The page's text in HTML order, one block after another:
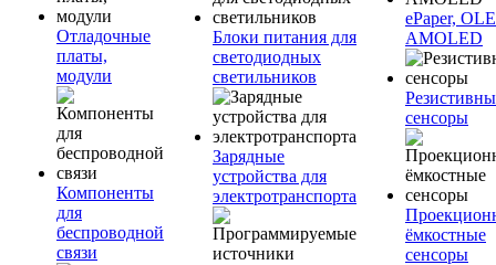
Отладочные
платы,
модули
Компоненты
для
беспроводной
связи
Блоки питания для
светодиодных
светильников
Зарядные
устройства для
электротранспорта
ePaper,
AMOLED
сенсоры
ёмкостные
сенсоры